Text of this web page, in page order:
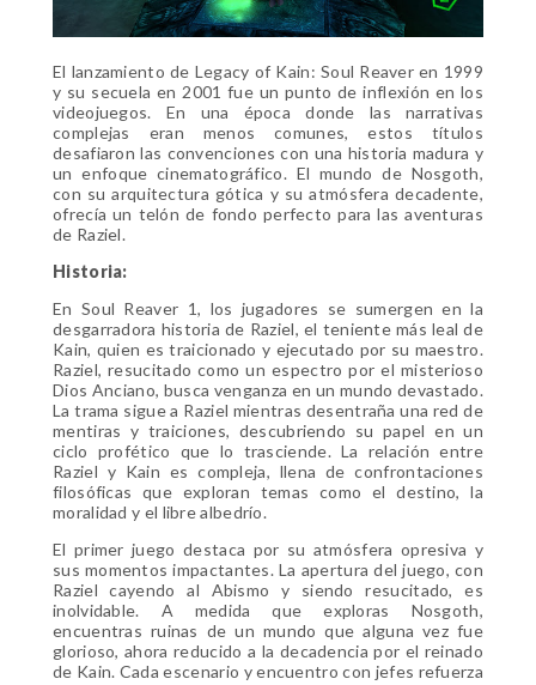
El lanzamiento de Legacy of Kain: Soul Reaver en 1999
y su secuela en 2001 fue un punto de inflexión en los
videojuegos. En una época donde las narrativas
complejas eran menos comunes, estos títulos
desafiaron las convenciones con una historia madura y
un enfoque cinematográfico. El mundo de Nosgoth,
con su arquitectura gótica y su atmósfera decadente,
ofrecía un telón de fondo perfecto para las aventuras
de Raziel.
Historia:
En Soul Reaver 1, los jugadores se sumergen en la
desgarradora historia de Raziel, el teniente más leal de
Kain, quien es traicionado y ejecutado por su maestro.
Raziel, resucitado como un espectro por el misterioso
Dios Anciano, busca venganza en un mundo devastado.
La trama sigue a Raziel mientras desentraña una red de
mentiras y traiciones, descubriendo su papel en un
ciclo profético que lo trasciende. La relación entre
Raziel y Kain es compleja, llena de confrontaciones
filosóficas que exploran temas como el destino, la
moralidad y el libre albedrío.
El primer juego destaca por su atmósfera opresiva y
sus momentos impactantes. La apertura del juego, con
Raziel cayendo al Abismo y siendo resucitado, es
inolvidable. A medida que exploras Nosgoth,
encuentras ruinas de un mundo que alguna vez fue
glorioso, ahora reducido a la decadencia por el reinado
de Kain. Cada escenario y encuentro con jefes refuerza